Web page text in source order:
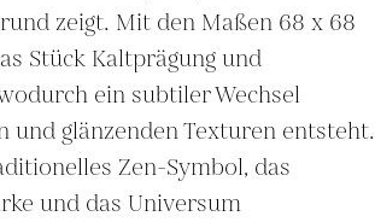
zeigt. Mit den Maßen 68 x 68
Stück Kaltprägung und
ein subtiler Wechsel
und glänzenden Texturen entsteht.
Zen-Symbol, das
und das Universum